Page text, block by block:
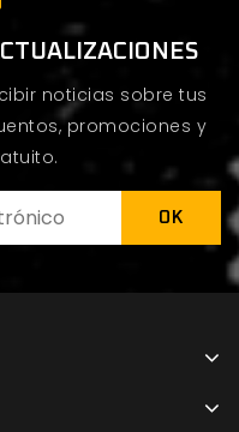
noticias sobre tus
promociones y